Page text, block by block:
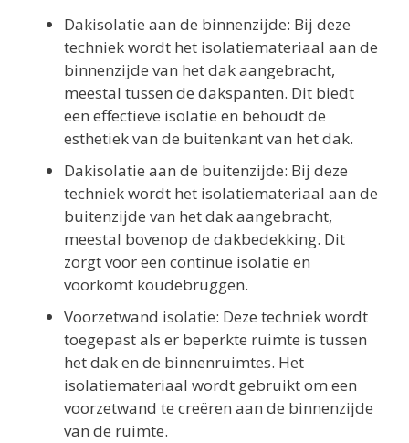
Dakisolatie aan de binnenzijde: Bij deze
techniek wordt het isolatiemateriaal aan de
binnenzijde van het dak aangebracht,
meestal tussen de dakspanten. Dit biedt
een effectieve isolatie en behoudt de
esthetiek van de buitenkant van het dak.
Dakisolatie aan de buitenzijde: Bij deze
techniek wordt het isolatiemateriaal aan de
buitenzijde van het dak aangebracht,
meestal bovenop de dakbedekking. Dit
zorgt voor een continue isolatie en
voorkomt koudebruggen.
Voorzetwand isolatie: Deze techniek wordt
toegepast als er beperkte ruimte is tussen
het dak en de binnenruimtes. Het
isolatiemateriaal wordt gebruikt om een
voorzetwand te creëren aan de binnenzijde
van de ruimte.